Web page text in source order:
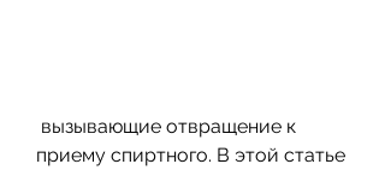
приему спиртного. В этой статье